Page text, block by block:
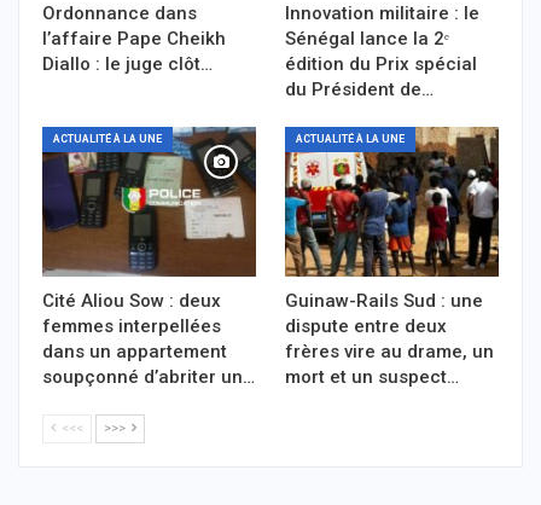
Ordonnance dans
l’affaire Pape Cheikh
Diallo : le juge clôt…
Innovation militaire : le
Sénégal lance la 2ᵉ
édition du Prix spécial
du Président de…
ACTUALITÉ À LA UNE
Cité Aliou Sow : deux
femmes interpellées
dans un appartement
soupçonné d’abriter un…
ACTUALITÉ À LA UNE
Guinaw-Rails Sud : une
dispute entre deux
frères vire au drame, un
mort et un suspect…
<<< >>>